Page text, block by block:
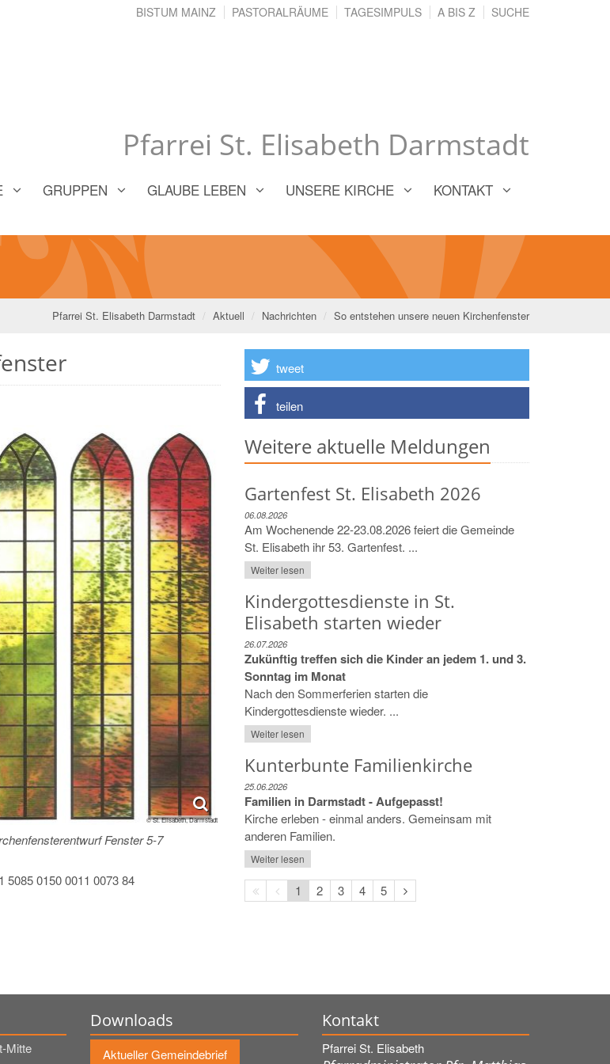
Pfarrei St. Elisabeth Darmstadt
BISTUM MAINZ PASTORALRÄUME TAGESIMPULS A BIS Z SUCHE
GRUPPEN GLAUBE LEBEN UNSERE KIRCHE KONTAKT
Pfarrei St. Elisabeth Darmstadt Aktuell Nachrichten So entstehen unsere neuen Kirchenfenster
© St. Elisabeth, Darmstadt
Fenster 5-7
0150 0011 0073 84
tweet
teilen
Weitere aktuelle Meldungen
Gartenfest St. Elisabeth 2026
06.08.2026
Am Wochenende 22-23.08.2026 feiert die Gemeinde
St. Elisabeth ihr 53. Gartenfest. ...
Weiter lesen
Kindergottesdienste in St.
Elisabeth starten wieder
26.07.2026
Zukünftig treffen sich die Kinder an jedem 1. und 3.
Sonntag im Monat
Nach den Sommerferien starten die
Kindergottesdienste wieder. ...
Weiter lesen
Kunterbunte Familienkirche
25.06.2026
Familien in Darmstadt - Aufgepasst!
Kirche erleben - einmal anders. Gemeinsam mit
anderen Familien.
Weiter lesen
Erste
Seite
Vorherige
Seite
1 2 3 4 5
Nächste
Seite
Mitte
Downloads
Aktueller Gemeindebrief
Kontakt
Pfarrei St. Elisabeth